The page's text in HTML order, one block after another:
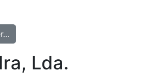
Lda.